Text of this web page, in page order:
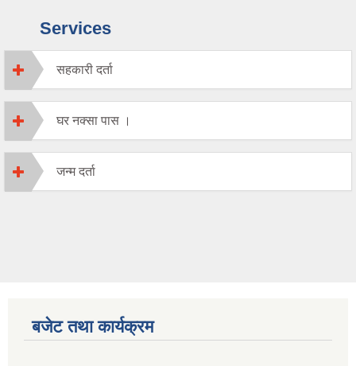
Services
सहकारी दर्ता
घर नक्सा पास ।
जन्म दर्ता
बजेट तथा कार्यक्रम